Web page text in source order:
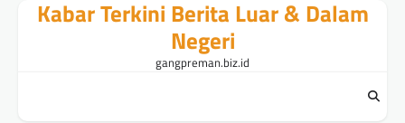
Kabar Terkini Berita Luar & Dalam
Negeri
gangpreman.biz.id